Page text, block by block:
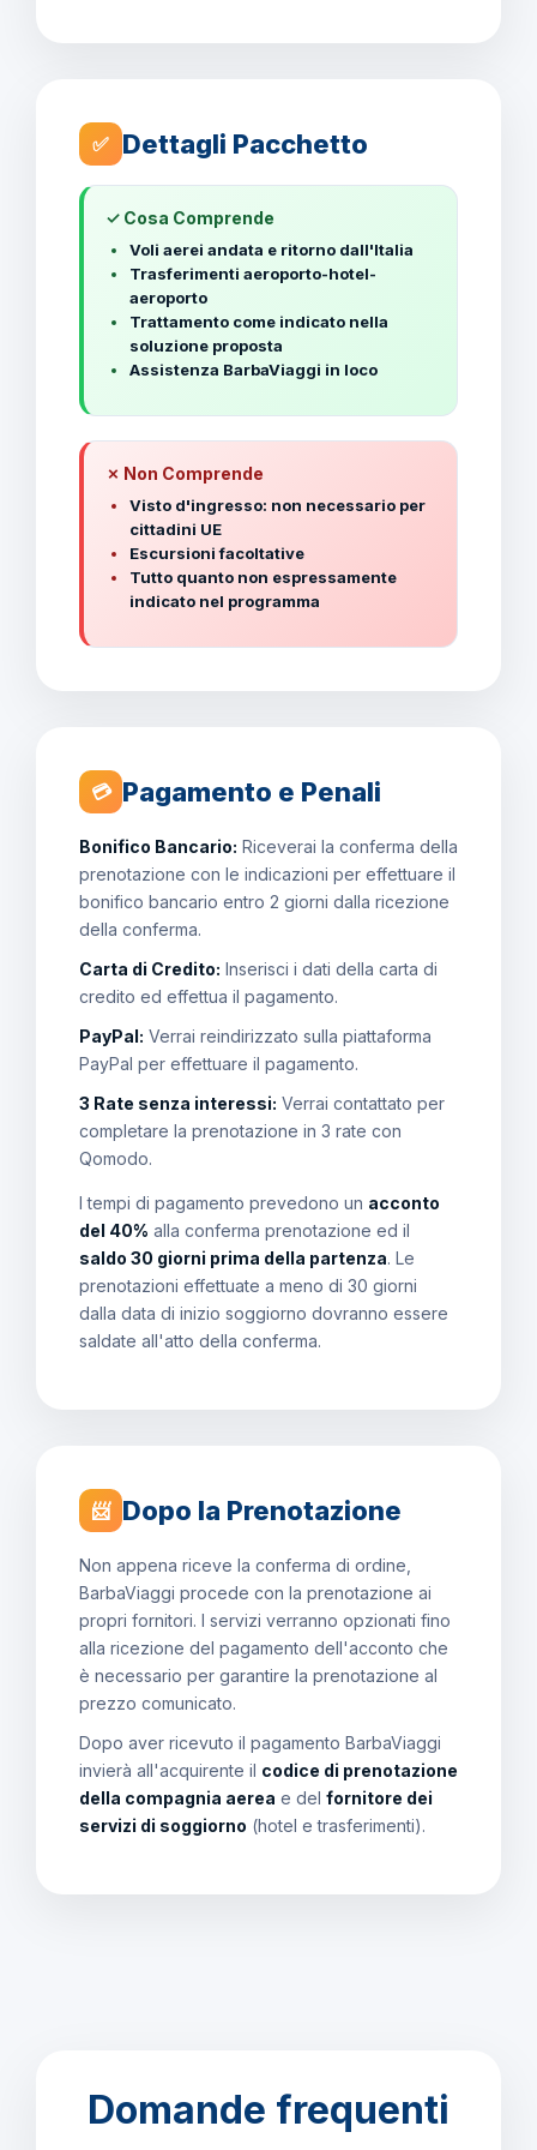
✅ Dettagli Pacchetto
✓ Cosa Comprende
Voli aerei andata e ritorno dall'Italia
Trasferimenti aeroporto-hotel-
aeroporto
Trattamento come indicato nella
soluzione proposta
Assistenza BarbaViaggi in loco
✗ Non Comprende
Visto d'ingresso: non necessario per
cittadini UE
Escursioni facoltative
Tutto quanto non espressamente
indicato nel programma
💳 Pagamento e Penali
Bonifico Bancario: Riceverai la conferma della
prenotazione con le indicazioni per effettuare il
bonifico bancario entro 2 giorni dalla ricezione
della conferma.
Carta di Credito: Inserisci i dati della carta di
credito ed effettua il pagamento.
PayPal: Verrai reindirizzato sulla piattaforma
PayPal per effettuare il pagamento.
3 Rate senza interessi: Verrai contattato per
completare la prenotazione in 3 rate con
Qomodo.
I tempi di pagamento prevedono un acconto
del 40% alla conferma prenotazione ed il
saldo 30 giorni prima della partenza. Le
prenotazioni effettuate a meno di 30 giorni
dalla data di inizio soggiorno dovranno essere
saldate all'atto della conferma.
📨 Dopo la Prenotazione
Non appena riceve la conferma di ordine,
BarbaViaggi procede con la prenotazione ai
propri fornitori. I servizi verranno opzionati fino
alla ricezione del pagamento dell'acconto che
è necessario per garantire la prenotazione al
prezzo comunicato.
Dopo aver ricevuto il pagamento BarbaViaggi
invierà all'acquirente il codice di prenotazione
della compagnia aerea e del fornitore dei
servizi di soggiorno (hotel e trasferimenti).
Domande frequenti